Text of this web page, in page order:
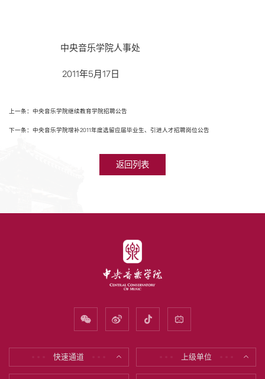
中央音乐学院人事处
2011年5月17日
上一条：中央音乐学院继续教育学院招聘公告
下一条：中央音乐学院增补2011年度选留应届毕业生、引进人才招聘岗位公告
返回列表
快速通道 上级单位